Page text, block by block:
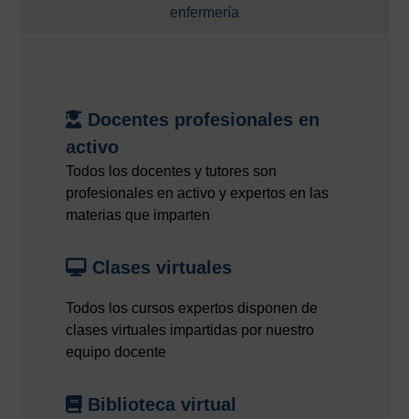
enfermería
Docentes profesionales en
activo
Todos los docentes y tutores son
profesionales en activo y expertos en las
materias que imparten
Clases virtuales
Todos los cursos expertos disponen de
clases virtuales impartidas por nuestro
equipo docente
Biblioteca virtual